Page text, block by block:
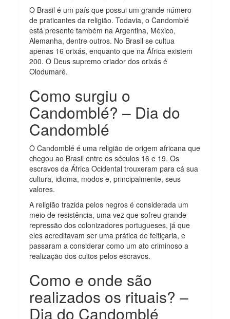
O Brasil é um país que possui um grande número
de praticantes da religião. Todavia, o Candomblé
está presente também na Argentina, México,
Alemanha, dentre outros. No Brasil se cultua
apenas 16 orixás, enquanto que na África existem
200. O Deus supremo criador dos orixás é
Olodumaré.
Como surgiu o
Candomblé? – Dia do
Candomblé
O Candomblé é uma religião de origem africana que
chegou ao Brasil entre os séculos 16 e 19. Os
escravos da África Ocidental trouxeram para cá sua
cultura, idioma, modos e, principalmente, seus
valores.
A religião trazida pelos negros é considerada um
meio de resistência, uma vez que sofreu grande
repressão dos colonizadores portugueses, já que
eles acreditavam ser uma prática de feitiçaria, e
passaram a considerar como um ato criminoso a
realização dos cultos pelos escravos.
Como e onde são
realizados os rituais? –
Dia do Candomblé